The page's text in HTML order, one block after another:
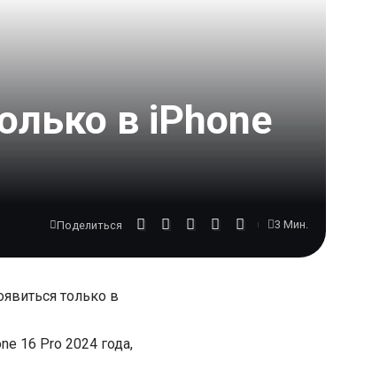
в iPhone
Поделиться 3 Мин.
только в
16 Pro 2024 года,